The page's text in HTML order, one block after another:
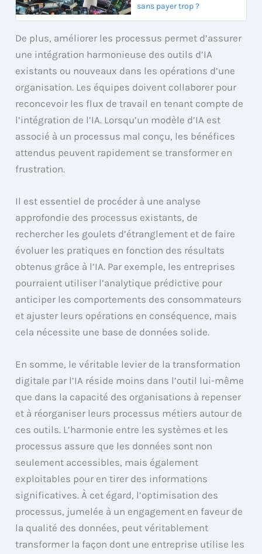
sans payer trop ?
De plus, améliorer les processus permet d’assurer
une intégration harmonieuse des outils d’IA
existants ou nouveaux dans les opérations d’une
organisation. Les équipes doivent collaborer pour
reconcevoir les flux de travail en tenant compte de
l’intégration de l’IA. Lorsqu’un modèle d’IA est
associé à un processus mal conçu, les bénéfices
attendus peuvent rapidement se transformer en
frustration.
Il est essentiel de procéder à une analyse
approfondie des processus existants, de
rechercher les goulets d’étranglement et de faire
évoluer les pratiques en fonction des résultats
obtenus grâce à l’IA. Par exemple, les entreprises
pourraient utiliser l’analytique prédictive pour
anticiper les comportements des consommateurs
et ajuster leurs opérations en conséquence, mais
cela nécessite une base de données solide.
En somme, le véritable levier de la transformation
digitale par l’IA réside moins dans l’outil lui-même
que dans la capacité des organisations à repenser
et à réorganiser leurs processus métiers autour de
ces outils. L’harmonie entre les systèmes et les
processus assure que les données sont non
seulement accessibles, mais également
exploitables pour en tirer des informations
significatives. À cet égard, l’optimisation des
processus, jumelée à un engagement en faveur de
la qualité des données, peut véritablement
transformer la façon dont une entreprise utilise les